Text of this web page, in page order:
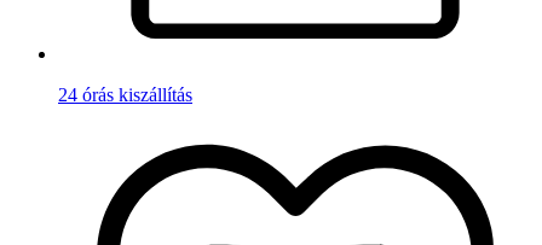
24 órás kiszállítás